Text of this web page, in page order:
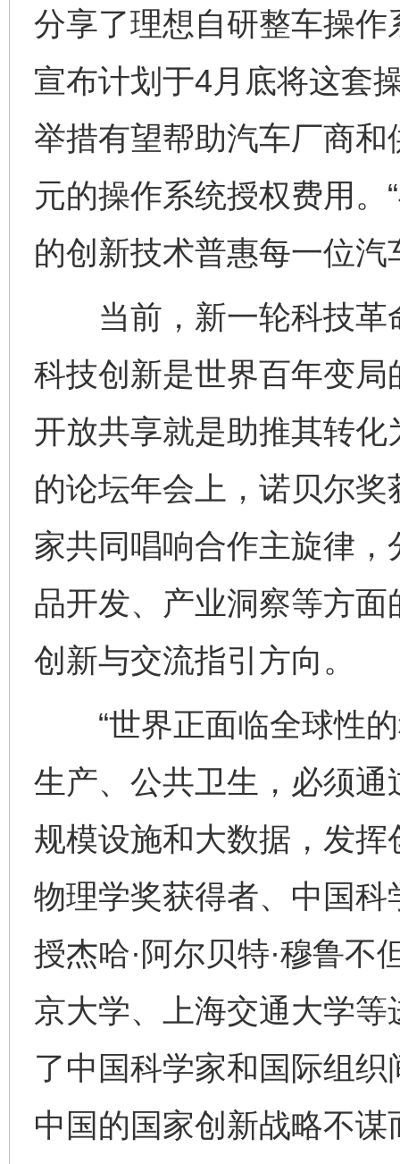
分享了理想自研整车操
宣布计划于4月底将这套
举措有望帮助汽车厂商
元的操作系统授权费用
的创新技术普惠每一位汽
当前，新一轮科技革
科技创新是世界百年变局
开放共享就是助推其转化
的论坛年会上，诺贝尔
家共同唱响合作主旋律
品开发、产业洞察等方
创新与交流指引方向。
“世界正面临全球性的
生产、公共卫生，必须
规模设施和大数据，发挥
物理学奖获得者、中国
授杰哈·阿尔贝特·穆鲁不
京大学、上海交通大学
了中国科学家和国际组
中国的国家创新战略不谋